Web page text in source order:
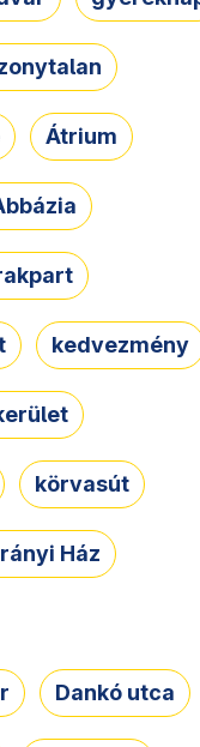
Átrium
kedvezmény
körvasút
Ház
Dankó utca